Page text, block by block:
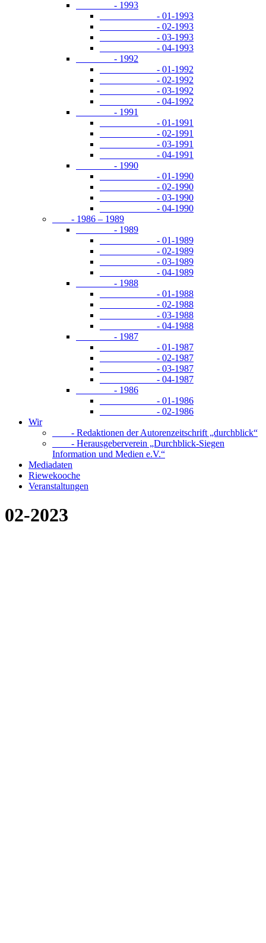
- 1993
- 01-1993
- 02-1993
- 03-1993
- 04-1993
- 1992
- 01-1992
- 02-1992
- 03-1992
- 04-1992
- 1991
- 01-1991
- 02-1991
- 03-1991
- 04-1991
- 1990
- 01-1990
- 02-1990
- 03-1990
- 04-1990
- 1986 – 1989
- 1989
- 01-1989
- 02-1989
- 03-1989
- 04-1989
- 1988
- 01-1988
- 02-1988
- 03-1988
- 04-1988
- 1987
- 01-1987
- 02-1987
- 03-1987
- 04-1987
- 1986
- 01-1986
- 02-1986
Wir
- Redaktionen der Autorenzeitschrift „durchblick“
- Herausgeberverein „Durchblick-Siegen
Information und Medien e.V.“
Mediadaten
Riewekooche
Veranstaltungen
02-2023